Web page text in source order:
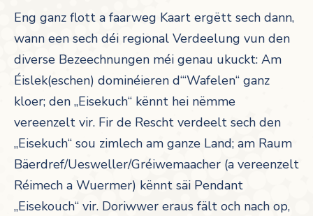
Eng ganz flott a faarweg Kaart ergëtt sech dann,
wann een sech déi regional Verdeelung vun den
diverse Bezeechnungen méi genau ukuckt: Am
Éislek(eschen) dominéieren d‘“Wafelen“ ganz
kloer; den „Eisekuch“ kënnt hei nëmme
vereenzelt vir. Fir de Rescht verdeelt sech den
„Eisekuch“ sou zimlech am ganze Land; am Raum
Bäerdref/Uesweller/Gréiwemaacher (a vereenzelt
Réimech a Wuermer) kënnt säi Pendant
„Eisekouch“ vir. Doriwwer eraus fält och nach op,